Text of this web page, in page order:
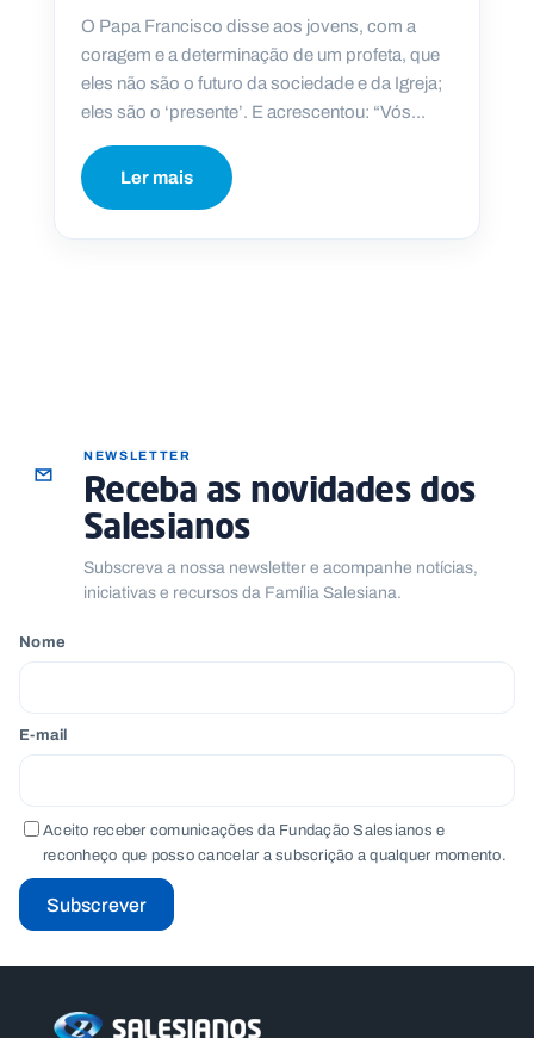
O Papa Francisco disse aos jovens, com a
coragem e a determinação de um profeta, que
eles não são o futuro da sociedade e da Igreja;
eles são o ‘presente’. E acrescentou: “Vós...
Ler mais
NEWSLETTER
Receba as novidades dos
Salesianos
Subscreva a nossa newsletter e acompanhe notícias,
iniciativas e recursos da Família Salesiana.
Nome
E-mail
Aceito receber comunicações da Fundação Salesianos e
reconheço que posso cancelar a subscrição a qualquer momento.
Subscrever